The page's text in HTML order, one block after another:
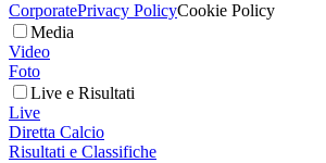
CorporatePrivacy PolicyCookie Policy
Media
Video
Foto
Live e Risultati
Live
Diretta Calcio
Risultati e Classifiche